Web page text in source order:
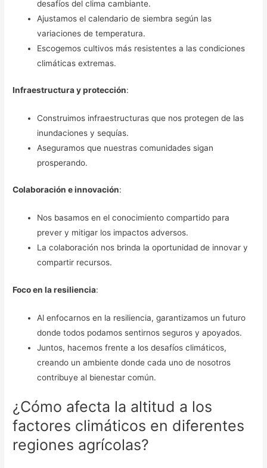
desafíos del clima cambiante.
Ajustamos el calendario de siembra según las
variaciones de temperatura.
Escogemos cultivos más resistentes a las condiciones
climáticas extremas.
Infraestructura y protección:
Construimos infraestructuras que nos protegen de las
inundaciones y sequías.
Aseguramos que nuestras comunidades sigan
prosperando.
Colaboración e innovación:
Nos basamos en el conocimiento compartido para
prever y mitigar los impactos adversos.
La colaboración nos brinda la oportunidad de innovar y
compartir recursos.
Foco en la resiliencia:
Al enfocarnos en la resiliencia, garantizamos un futuro
donde todos podamos sentirnos seguros y apoyados.
Juntos, hacemos frente a los desafíos climáticos,
creando un ambiente donde cada uno de nosotros
contribuye al bienestar común.
¿Cómo afecta la altitud a los
factores climáticos en diferentes
regiones agrícolas?